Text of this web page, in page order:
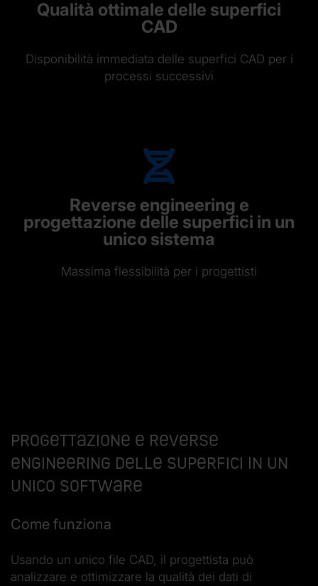
Qualità ottimale delle superfici
CAD
Disponibilità immediata delle superfici CAD per i
processi successivi
Reverse engineering e
progettazione delle superfici in un
unico sistema
Massima flessibilità per i progettisti
Progettazione e reverse
engineering delle superfici in un
unico software
Come funziona
Usando un unico file CAD, il progettista può
analizzare e ottimizzare la qualità dei dati di